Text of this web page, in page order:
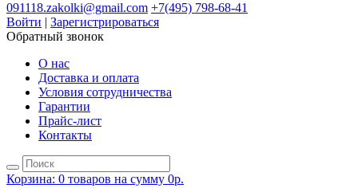
091118.zakolki@gmail.com +7(495) 798-68-41
Войти | Зарегистрироваться
Обратный звонок
О нас
Доставка и оплата
Условия сотрудничества
Гарантии
Прайс-лист
Контакты
Корзина: 0 товаров на сумму 0р.